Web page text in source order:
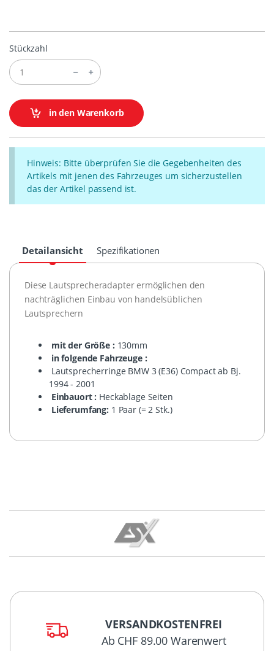
Stückzahl
in den Warenkorb
Hinweis: Bitte überprüfen Sie die Gegebenheiten des
Artikels mit jenen des Fahrzeuges um sicherzustellen
das der Artikel passend ist.
Detailansicht Spezifikationen
Diese Lautsprecheradapter ermöglichen den
nachträglichen Einbau von handelsüblichen
Lautsprechern
mit der Größe : 130mm
in folgende Fahrzeuge :
Lautsprecherringe BMW 3 (E36) Compact ab Bj.
1994 - 2001
Einbauort : Heckablage Seiten
Lieferumfang: 1 Paar (= 2 Stk.)
VERSANDKOSTENFREI
Ab CHF 89.00 Warenwert